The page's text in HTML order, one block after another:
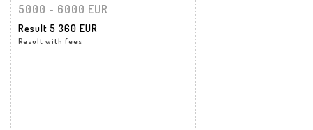
5000 - 6000 EUR
Result 5 360 EUR
Result with fees